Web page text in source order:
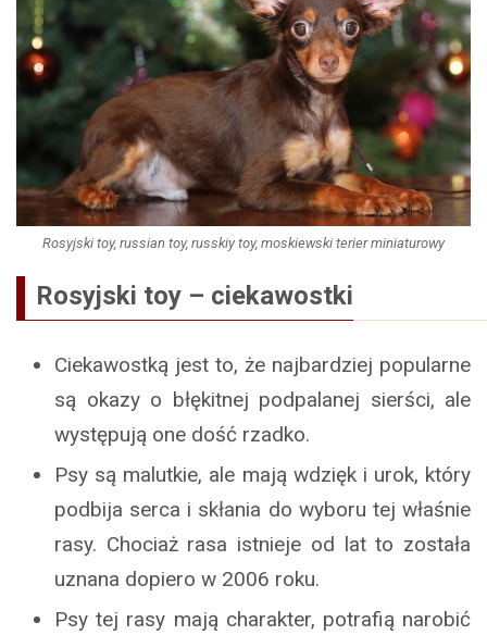
Rosyjski toy, russian toy, russkiy toy, moskiewski terier miniaturowy
Rosyjski toy – ciekawostki
Ciekawostką jest to, że najbardziej popularne
są okazy o błękitnej podpalanej sierści, ale
występują one dość rzadko.
Psy są malutkie, ale mają wdzięk i urok, który
podbija serca i skłania do wyboru tej właśnie
rasy. Chociaż rasa istnieje od lat to została
uznana dopiero w 2006 roku.
Psy tej rasy mają charakter, potrafią narobić